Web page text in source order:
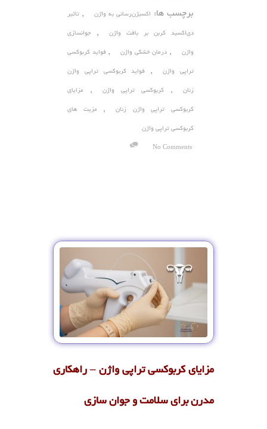
برچسب ها: اکسیژن‌رسانی به واژن , تأثیر
دی‌اکسید کربن بر بافت واژن , جوانسازی
واژن , درمان خشکی واژن ,فواید کربوکسی
تراپی واژن , فواید کربوکسی تراپی واژن
زنان , کربوکسی تراپی واژن , مزایای
کربوکسی تراپی واژن زنان , مزیت های
کربوکسی تراپی واژن
No Comments
مزایای کربوکسی تراپی واژن – راهکاری
مدرن برای سلامت و جوان‌ سازی